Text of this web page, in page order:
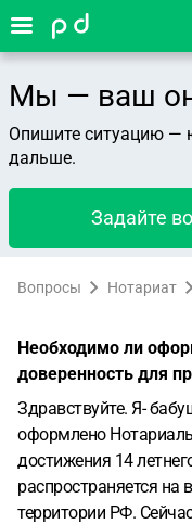
Мы — ваш
Опишите ситуацию —
дальше.
Задайте
Вопросы Нотариат
Необходимо ли
доверенность для
Здравствуйте. Я-
оформлено
достижения 14
распространяется на
территории РФ.